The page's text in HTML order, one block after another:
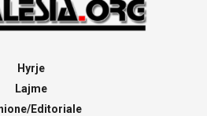
Hyrje
Lajme
Editoriale